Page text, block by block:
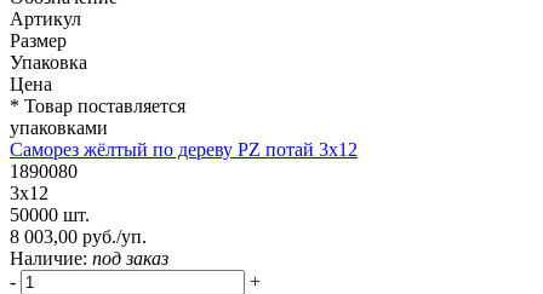
Артикул
Размер
Упаковка
Цена
* Товар поставляется
упаковками
Саморез жёлтый по дереву PZ потай 3х12
1890080
3х12
50000 шт.
8 003,00 руб./уп.
Наличие: под заказ
-
+